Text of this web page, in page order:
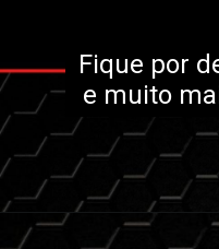
Fique por
e muito